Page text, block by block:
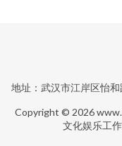
地址：武汉市江岸区怡
Copyright © 2026
文化娱乐工